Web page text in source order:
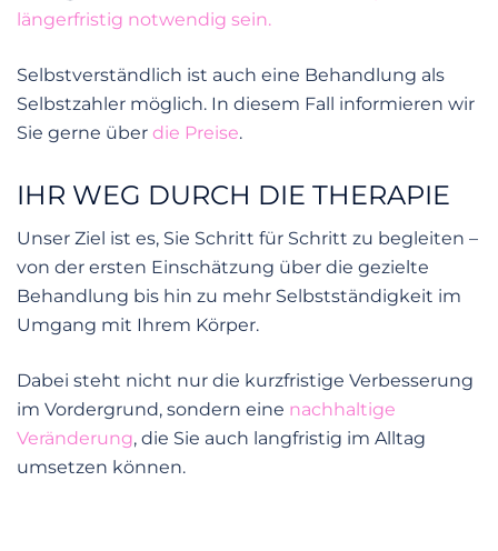
längerfristig notwendig sein.
Selbstverständlich ist auch eine Behandlung als
Selbstzahler möglich. In diesem Fall informieren wir
Sie gerne über die Preise.
IHR WEG DURCH DIE THERAPIE
Unser Ziel ist es, Sie Schritt für Schritt zu begleiten –
von der ersten Einschätzung über die gezielte
Behandlung bis hin zu mehr Selbstständigkeit im
Umgang mit Ihrem Körper.
Dabei steht nicht nur die kurzfristige Verbesserung
im Vordergrund, sondern eine nachhaltige
Veränderung, die Sie auch langfristig im Alltag
umsetzen können.